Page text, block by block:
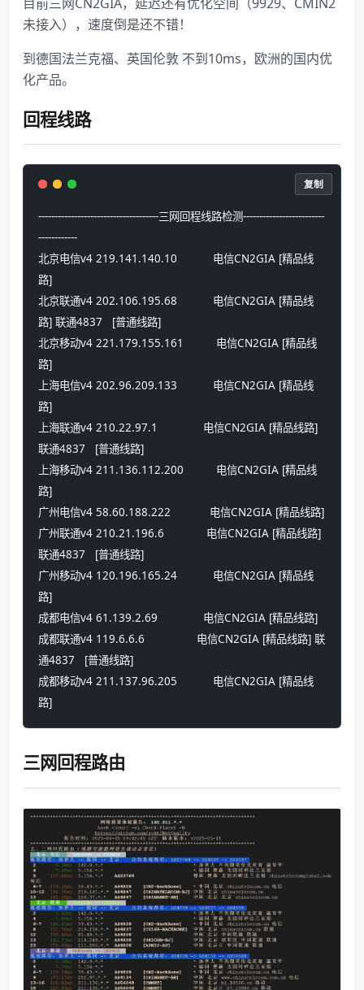
未接入），速度倒是还不错！
到德国法兰克福、英国伦敦 不到10ms，欧洲的国内优
化产品。
回程线路
-------------------------------------三网回程线路检测-------------------------
------------
北京电信v4 219.141.140.10           电信CN2GIA [精品线
路]
北京联通v4 202.106.195.68           电信CN2GIA [精品线
路] 联通4837   [普通线路]
北京移动v4 221.179.155.161          电信CN2GIA [精品线
路]
上海电信v4 202.96.209.133           电信CN2GIA [精品线
路]
上海联通v4 210.22.97.1              电信CN2GIA [精品线路]
联通4837   [普通线路]
上海移动v4 211.136.112.200          电信CN2GIA [精品线
路]
广州联通v4 210.21.196.6             电信CN2GIA [精品线路]
联通4837   [普通线路]
广州移动v4 120.196.165.24           电信CN2GIA [精品线
路]
成都电信v4 61.139.2.69              电信CN2GIA [精品线路]
成都联通v4 119.6.6.6                电信CN2GIA [精品线路] 联
通4837   [普通线路]
成都移动v4 211.137.96.205           电信CN2GIA [精品线
路]
复制
三网回程路由